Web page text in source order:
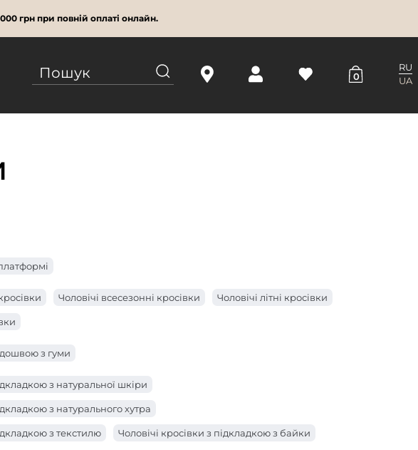
грн при повній оплаті онлайн.
0
RU
UA
Чоловічі всесезонні кросівки Чоловічі літні кросівки
з гуми
з натуральної шкіри
з натурального хутра
з текстилю Чоловічі кросівки з підкладкою з байки